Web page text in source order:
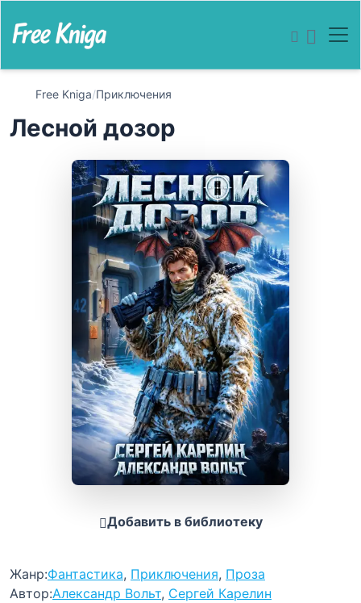
Free Kniga/Приключения
Лесной дозор
Добавить в библиотеку
Жанр:Фантастика, Приключения, Проза
Автор:Александр Вольт, Сергей Карелин